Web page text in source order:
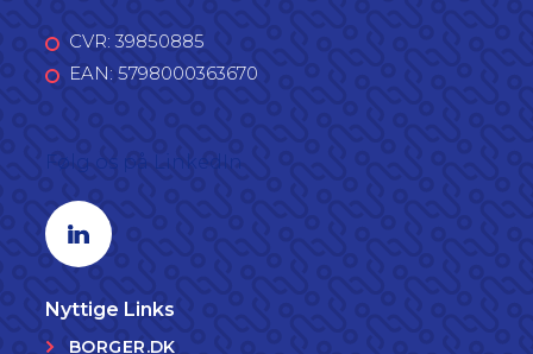
CVR: 39850885
EAN: 5798000363670
Linkedin profil
Nyttige Links
BORGER.DK